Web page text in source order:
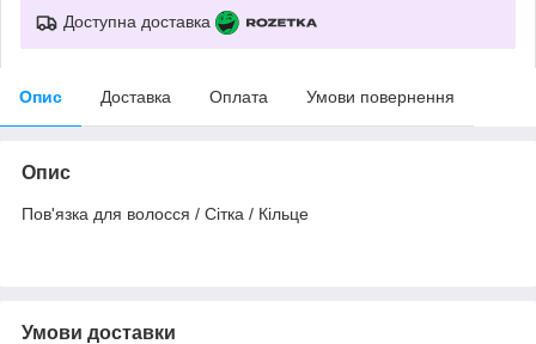
Доступна доставка
Опис Доставка Оплата Умови повернення
Опис
Пов'язка для волосся / Сітка / Кільце
Умови доставки